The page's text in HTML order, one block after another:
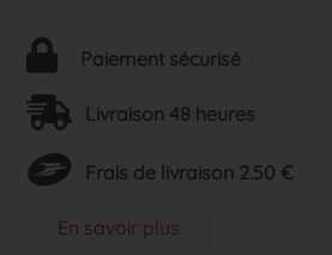
Paiement sécurisé
Livraison 48 heures
Frais de livraison 2.50 €
En savoir plus